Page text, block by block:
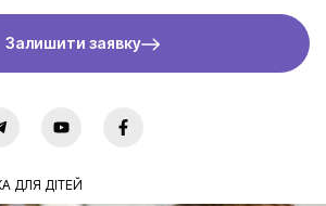
Залишити заявку
ДЛЯ ДІТЕЙ